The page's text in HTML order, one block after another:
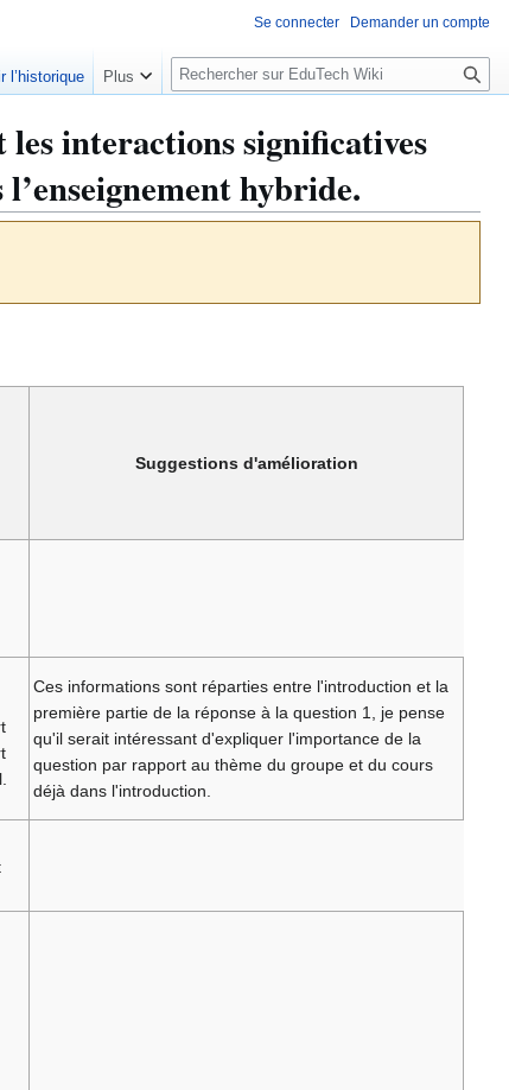
les interactions significatives
hybride.
Suggestions d'amélioration
Ces informations sont réparties entre l'introduction et la
première partie de la réponse à la question 1, je pense
qu'il serait intéressant d'expliquer l'importance de la
question par rapport au thème du groupe et du cours
déjà dans l'introduction.
Se connecter Demander un compte
l’historique Plus
R
e
h
r
c